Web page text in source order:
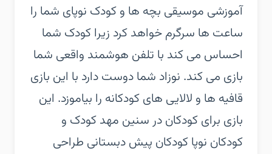
آموزشی موسیقی بچه ها و کودک نوپای شما را
ساعت ها سرگرم خواهد کرد زیرا کودک شما
احساس می کند با تلفن هوشمند واقعی شما
بازی می کند. نوزاد شما دوست دارد با این بازی
قافیه ها و لالایی های کودکانه را بیاموزد. این
بازی برای کودکان در سنین مهد کودک و
کودکان نوپا کودکان پیش دبستانی طراحی